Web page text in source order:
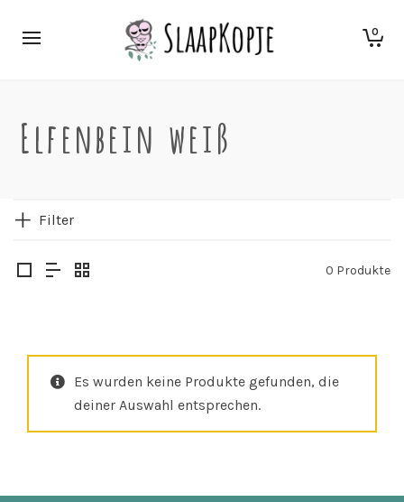
0
Elfenbein weiß
Filter
0 Produkte
Es wurden keine Produkte gefunden, die
deiner Auswahl entsprechen.